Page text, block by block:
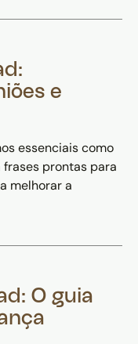
e
essenciais como
frases prontas para
melhorar a
O guia